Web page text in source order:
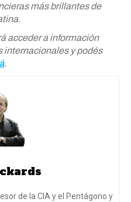
más brillantes de
acceder a información
internacionales y podés
.
de la CIA y el Pentágono y